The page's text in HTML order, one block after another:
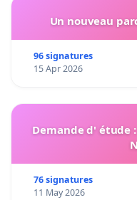
Un nouveau
96 signatures
15 Apr 2026
Demande d' étude
76 signatures
11 May 2026